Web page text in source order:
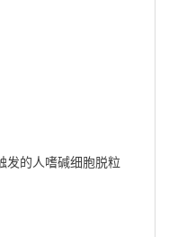
发的人嗜碱细胞脱粒